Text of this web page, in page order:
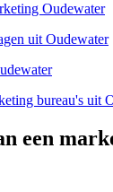
Oudewater
uit Oudewater
bureau's uit
een